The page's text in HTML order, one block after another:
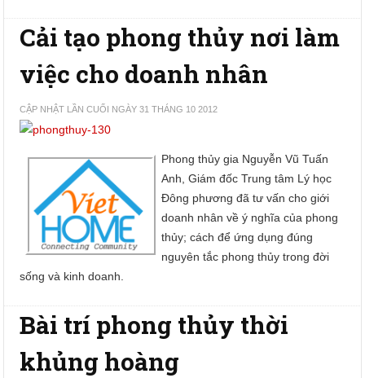
Cải tạo phong thủy nơi làm
việc cho doanh nhân
CẬP NHẬT LẦN CUỐI NGÀY 31 THÁNG 10 2012
Phong thủy gia Nguyễn Vũ Tuấn
Anh, Giám đốc Trung tâm Lý học
Đông phương đã tư vấn cho giới
doanh nhân về ý nghĩa của phong
thủy; cách để ứng dụng đúng
nguyên tắc phong thủy trong đời
sống và kinh doanh.
Bài trí phong thủy thời
khủng hoàng